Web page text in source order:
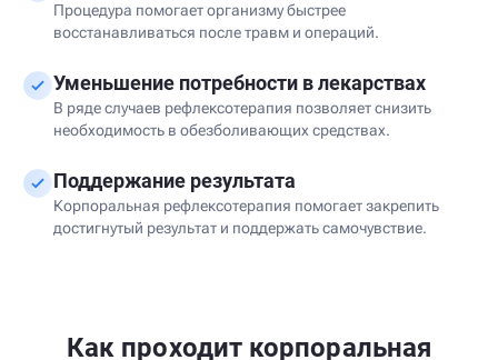
Процедура помогает организму быстрее
восстанавливаться после травм и операций.
Уменьшение потребности в лекарствах
В ряде случаев рефлексотерапия позволяет снизить
необходимость в обезболивающих средствах.
Поддержание результата
Корпоральная рефлексотерапия помогает закрепить
достигнутый результат и поддержать самочувствие.
Как проходит корпоральная